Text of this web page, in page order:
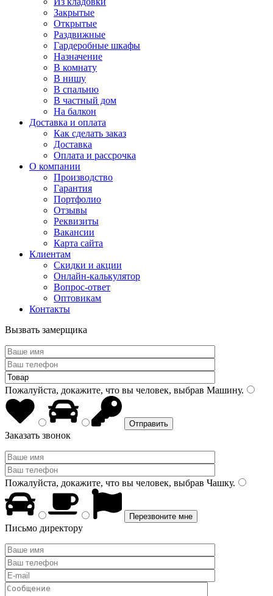
Закрытые
Открытые
Раздвижные
Гардеробные шкафы
Назначение
В комнату
В нишу
В спальню
В частный дом
На балкон
Доставка и оплата
Как сделать заказ
Доставка
Оплата и рассрочка
О компании
Производство
Гарантия
Портфолио
Отзывы
Реквизиты
Вакансии
Карта сайта
Клиентам
Скидки и акции
Онлайн-калькулятор
Вопрос-ответ
Оптовикам
Контакты
Вызвать замерщика
Пожалуйста, докажите, что вы человек, выбрав Машину.
Заказать звонок
Пожалуйста, докажите, что вы человек, выбрав Чашку.
Письмо директору